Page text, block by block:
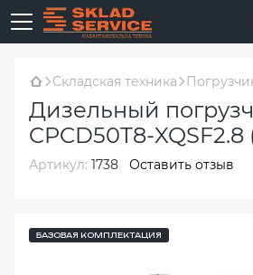
Складская техника
Дизельный
CPCD50T8-XQSF2.8
Артикул: 1738 Оставить отзыв
БАЗОВАЯ КОМПЛЕКТАЦИЯ